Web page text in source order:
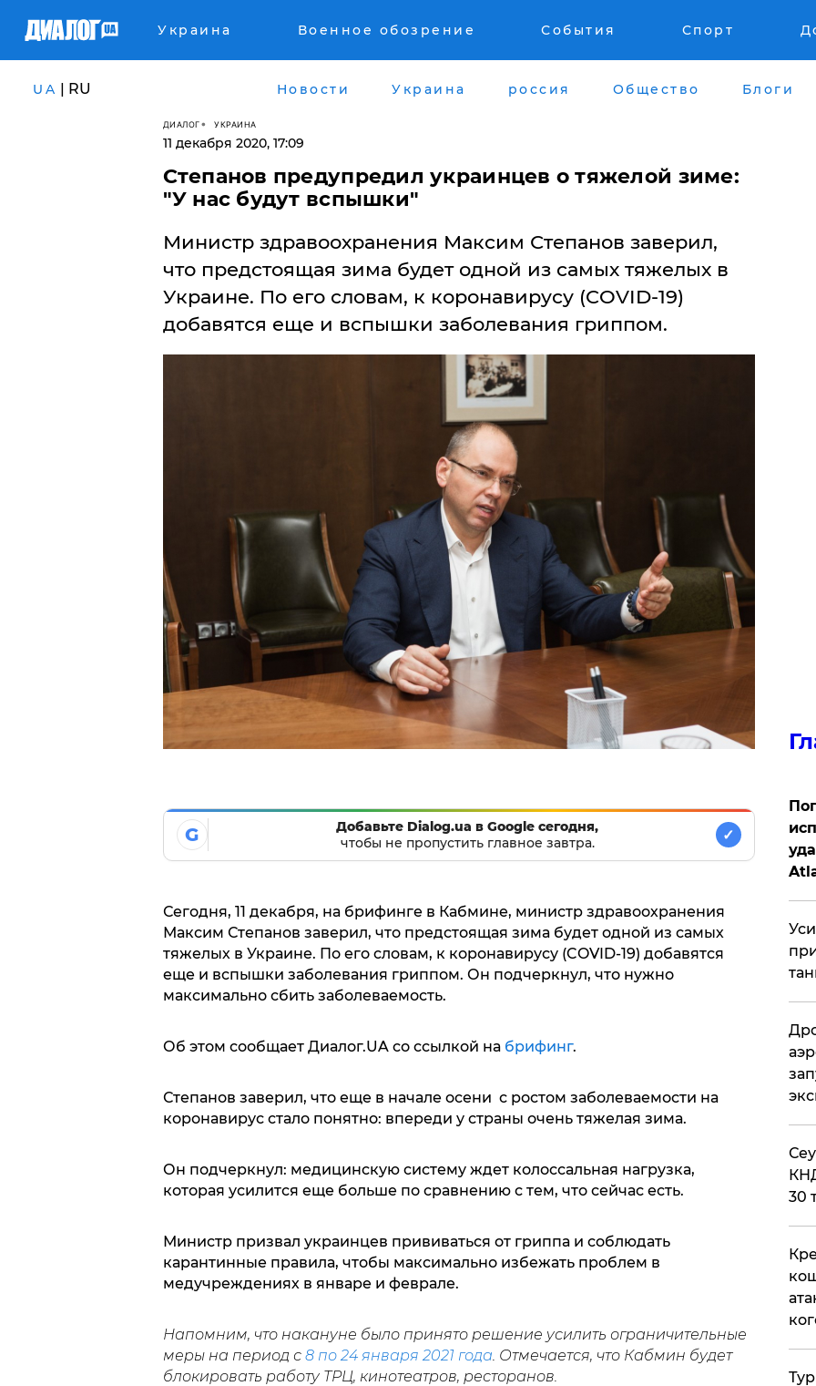
Украина Военное обозрение События Спорт
UA | RU Новости Украина россия Общество Блоги
ДИАЛОГ УКРАИНА
11 декабря 2020, 17:09
Степанов предупредил украинцев о тяжелой зиме:
"У нас будут вспышки"
Министр здравоохранения Максим Степанов заверил,
что предстоящая зима будет одной из самых тяжелых в
Украине. По его словам, к коронавирусу (COVID-19)
добавятся еще и вспышки заболевания гриппом.
G
Добавьте Dialog.ua в Google сегодня,
чтобы не пропустить главное завтра.
✓
Сегодня, 11 декабря, на брифинге в Кабмине, министр здравоохранения
Максим Степанов заверил, что предстоящая зима будет одной из самых
тяжелых в Украине. По его словам, к коронавирусу (COVID-19) добавятся
еще и вспышки заболевания гриппом. Он подчеркнул, что нужно
максимально сбить заболеваемость.
Об этом сообщает Диалог.UA со ссылкой на брифинг.
Степанов заверил, что еще в начале осени с ростом заболеваемости на
коронавирус стало понятно: впереди у страны очень тяжелая зима.
Он подчеркнул: медицинскую систему ждет колоссальная нагрузка,
которая усилится еще больше по сравнению с тем, что сейчас есть.
Министр призвал украинцев прививаться от гриппа и соблюдать
карантинные правила, чтобы максимально избежать проблем в
медучреждениях в январе и феврале.
Напомним, что накануне было принято решение усилить ограничительные
меры на период с 8 по 24 января 2021 года. Отмечается, что Кабмин будет
блокировать работу ТРЦ, кинотеатров, ресторанов.
30